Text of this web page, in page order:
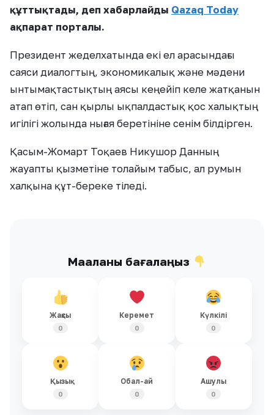
құттықтады, деп хабарлайды Qazaq Today
ақпарат порталы.
Президент жеделхатында екі ел арасындағы
саяси диалогтың, экономикалық және мәдени
ынтымақтастықтың аясы кеңейіп келе жатқанын
атап өтіп, сан қырлы ықпалдастық қос халықтың
игілігі жолында нығая беретініне сенім білдірген.
Қасым-Жомарт Тоқаев Никушор Данның
жауапты қызметіне толайым табыс, ал румын
халқына құт-береке тіледі.
Мақаланы бағалаңыз
Жақсы
0
Керемет
0
Күлкілі
0
Қызық
0
Обал-ай
0
Ашулы
0